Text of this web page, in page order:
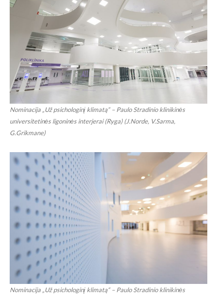
Nominacija „Už psichologinį klimatą“ – Paulo Stradinio klinikinės
universitetinės ligoninės interjerai (Ryga) (J.Norde, V.Sarma,
G.Grikmane)
Nominacija „Už psichologinį klimatą“ – Paulo Stradinio klinikinės